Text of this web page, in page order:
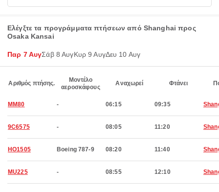
Ελέγξτε τα προγράμματα πτήσεων από Shanghai προς
Osaka Kansai
Παρ 7 ΑυγΣάβ 8 ΑυγΚυρ 9 ΑυγΔευ 10 Αυγ
Αριθμός πτήσης.
Μοντέλο
αεροσκάφους
Αναχωρεί Φτάνει
MM80 - 06:15 09:35
9C6575 - 08:05 11:20
HO1505 Boeing 787-9 08:20 11:40
MU225 - 08:55 12:10